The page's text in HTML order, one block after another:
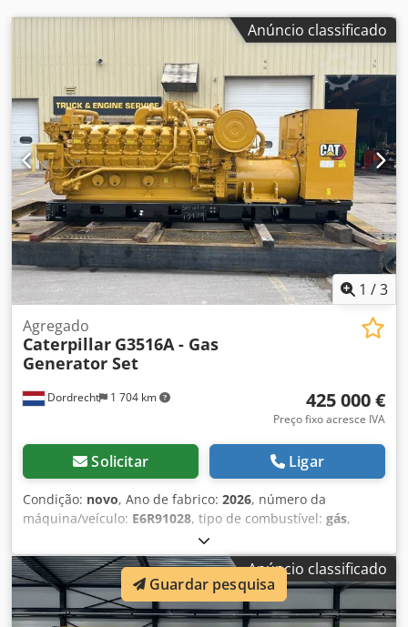
Anúncio classificado
1 /3
Dordrecht 1 704 km
Agregado
Caterpillar G3516A - Gas
Generator Set
425 000 €
Preço fixo acresce IVA
Solicitar Ligar
Condição: novo, Ano de fabrico: 2026, número da
máquina/veículo: E6R91028, tipo de combustível: gás,
G3516A
civil Peso vazio: 12.500 kg Potência do gerador: 1.218 kVA
Dimensões do compartimento de carga: 50 x 175 x 195 cm
Dwedpszcugcjfx Am Tja Entre em contato com a equipe
DPX para mais informações.
Anúncio classificado
Guardar pesquisa